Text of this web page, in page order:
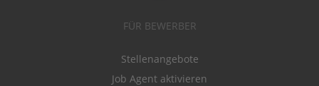
FÜR BEWERBER
Stellenangebote
Job Agent aktivieren